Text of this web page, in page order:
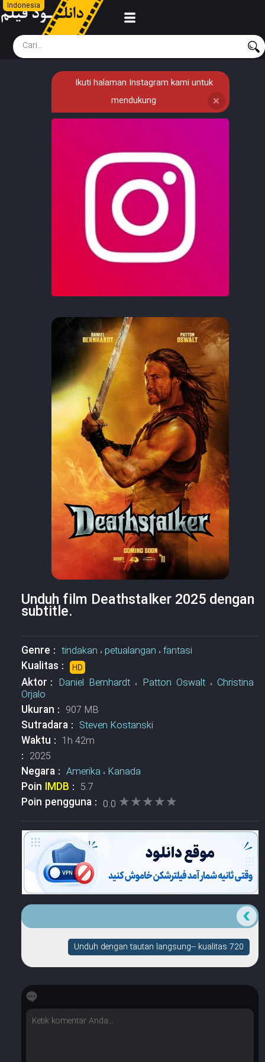
Indonesia
Ikuti halaman Instagram kami untuk
mendukung
❌
Unduh film Deathstalker 2025 dengan
subtitle.
Genre : tindakan ،petualangan ،fantasi
Kualitas : HD
Aktor : Daniel Bernhardt، Patton Oswalt،Christina
Orjalo
Ukuran : 907 MB
Sutradara : Steven Kostanski
Waktu : 1h 42m
: 2025
Negara : Amerika ، Kanada
Poin IMDB : 5.7
Poin pengguna : 0.0 ★★★★★
★★★★★
Unduh dengan tautan langsung-- kualitas 720
Berapa banyak bintang yang dimilikinya?